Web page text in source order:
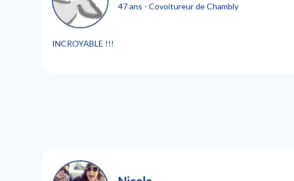
47 ans - Covoitureur de Chambly
INCROYABLE !!!